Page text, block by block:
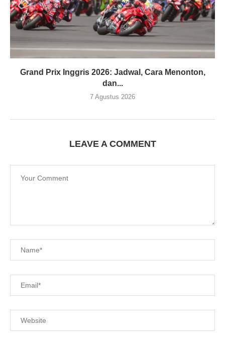
Grand Prix Inggris 2026: Jadwal, Cara Menonton,
dan...
7 Agustus 2026
LEAVE A COMMENT